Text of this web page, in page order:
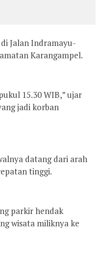
Jalan Indramayu-
Karangampel.
15.30 WIB,” ujar
jadi korban
datang dari arah
tinggi.
parkir hendak
wisata miliknya ke